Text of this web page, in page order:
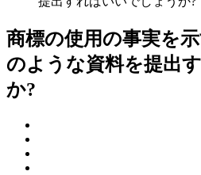
商標の使用の事実を
のような資料を提出
か?